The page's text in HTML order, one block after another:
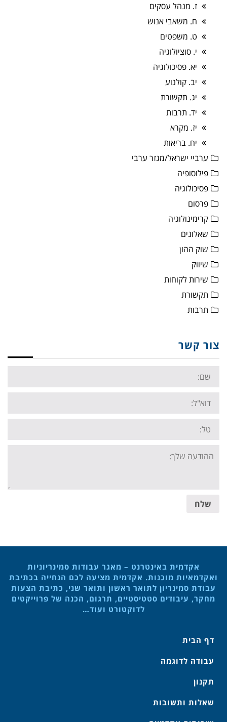
ז. מנהל עסקים
ח. משאבי אנוש
ט. משפטים
י. סוציולוגיה
יא. פסיכולוגיה
יב. קולנוע
יג. תקשורת
יד. תרבות
יז. מקרא
יח. בריאות
ערביי ישראל/מגזר ערבי
פילוסופיה
פסיכולוגיה
פרסום
קרימינולוגיה
שאלונים
שוק ההון
שיווק
שירות לקוחות
תקשורת
תרבות
צור קשר
Name:
Email:
Tel:
Your
message:
שלח
אקדמית באינטרנט – מאגר עבודות סמינריוניות
ואקדמאיות מוכנות. אקדמית מציעה לכם הנחייה בכתיבת
עבודת סמינריון לתואר ראשון ותואר שני, כתיבת הצעות
מחקר, עיבודים סטטיסטיים, תרגום, הכנה של פרוייקטים
לדוקטורט ועוד…
דף הבית
עבודה לדוגמה
תקנון
שאלות ותשובות